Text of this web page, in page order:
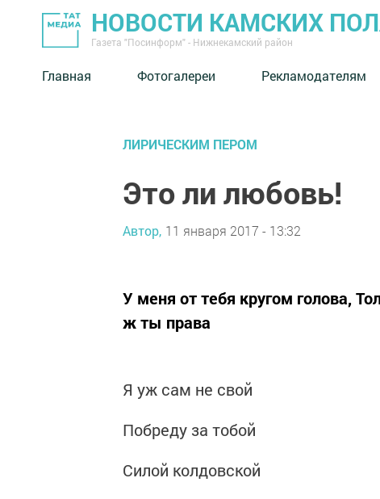
НОВОСТИ КАМСКИХ
Газета "Посинформ" - Нижнекамский район
Главная Фотогалереи Рекламодателям
ЛИРИЧЕСКИМ ПЕРОМ
Это ли любовь!
Автор, 11 января 2017 - 13:32
У меня от тебя кругом голова,
ж ты права
Я уж сам не свой
Побреду за тобой
Силой колдовской